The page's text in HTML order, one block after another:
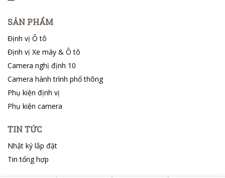
SẢN PHẨM
Định vị Ô tô
Định vị Xe máy & Ô tô
Camera nghị định 10
Camera hành trình phổ thông
Phụ kiện định vị
Phụ kiện camera
TIN TỨC
Nhật ký lắp đặt
Tin tổng hợp